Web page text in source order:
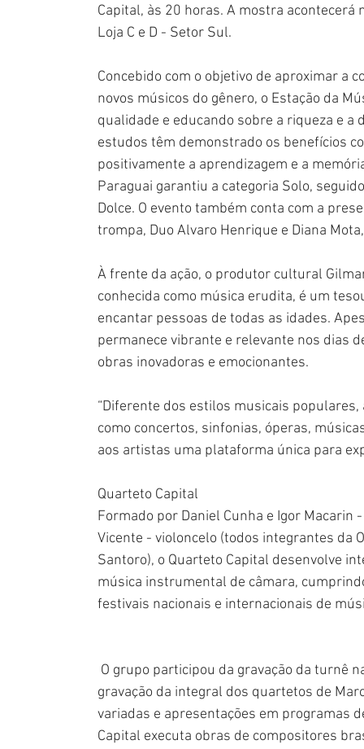
Capital, às 20 horas. A mostra
Loja C e D - Setor Sul.
Concebido com o objetivo de aproximar a
novos músicos do gênero, o Estação da
qualidade e educando sobre a riqueza e
estudos têm demonstrado os benefícios
positivamente a aprendizagem e a
Paraguai garantiu a categoria Solo,
Dolce. O evento também conta com a
trompa, Duo Alvaro Henrique e Diana
À frente da ação, o produtor cultural
conhecida como música erudita, é um
encantar pessoas de todas as idades.
permanece vibrante e relevante nos dias
obras inovadoras e emocionantes.
“Diferente dos estilos musicais
como concertos, sinfonias, óperas,
aos artistas uma plataforma única para
Quarteto Capital
Formado por Daniel Cunha e Igor
Vicente - violoncelo (todos integrantes da
Santoro), o Quarteto Capital desenvolve
música instrumental de câmara,
festivais nacionais e internacionais de
O grupo participou da gravação da turnê
gravação da integral dos quartetos de
variadas e apresentações em programas
Capital executa obras de compositores